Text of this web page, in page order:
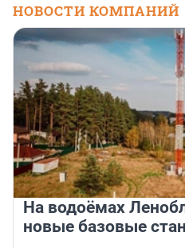
НОВОСТИ КОМПАНИЙ
На водоёмах
новые базовые